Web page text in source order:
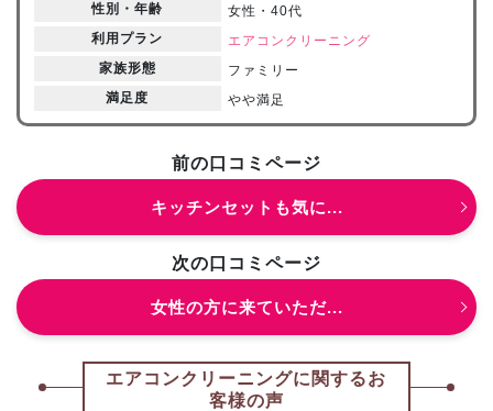
性別・年齢
女性・40代
利用プラン
エアコンクリーニング
家族形態
ファミリー
満足度
やや満足
前の口コミページ
キッチンセットも気に...
次の口コミページ
女性の方に来ていただ...
エアコンクリーニングに関するお
客様の声